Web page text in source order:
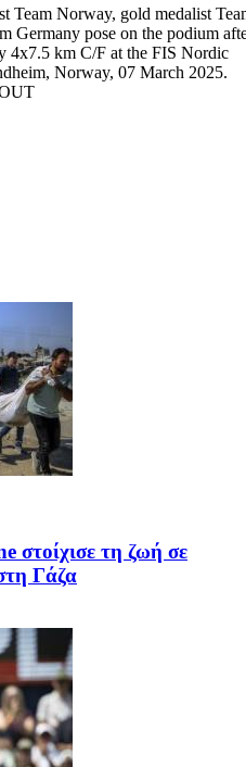
Team Norway, gold medalist
Germany pose on the podium
4x7.5 km C/F at the FIS Nordic
Norway, 07 March 2025.
στοίχισε τη ζωή σε
Γάζα